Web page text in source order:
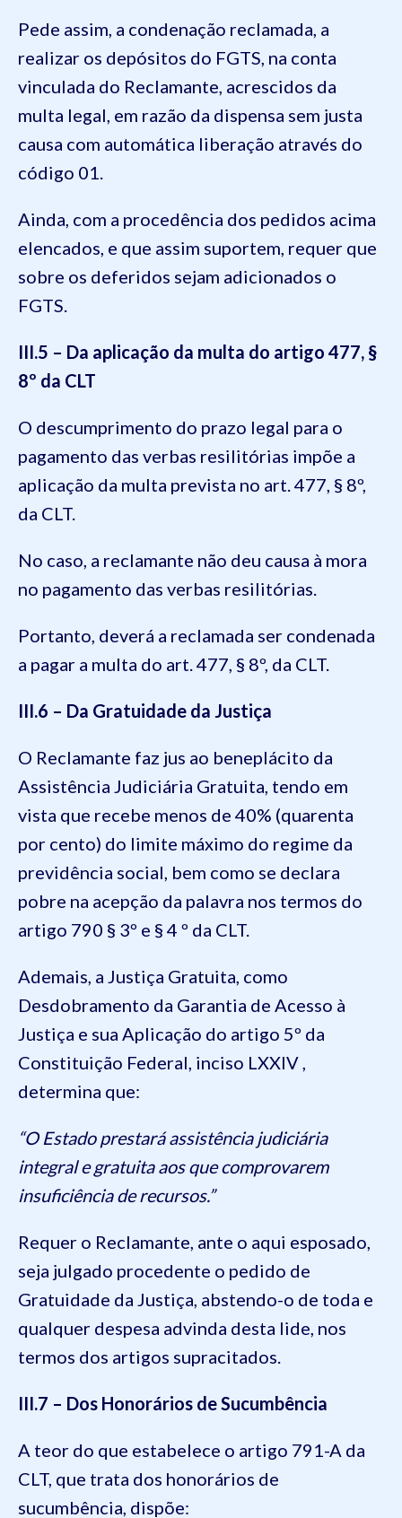
Pede assim, a condenação reclamada, a
realizar os depósitos do FGTS, na conta
vinculada do Reclamante, acrescidos da
multa legal, em razão da dispensa sem justa
causa com automática liberação através do
código 01.
Ainda, com a procedência dos pedidos acima
elencados, e que assim suportem, requer que
sobre os deferidos sejam adicionados o
FGTS.
III.5 – Da aplicação da multa do artigo 477, §
8º da CLT
O descumprimento do prazo legal para o
pagamento das verbas resilitórias impõe a
aplicação da multa prevista no art. 477, § 8º,
da CLT.
No caso, a reclamante não deu causa à mora
no pagamento das verbas resilitórias.
Portanto, deverá a reclamada ser condenada
a pagar a multa do art. 477, § 8º, da CLT.
III.6 – Da Gratuidade da Justiça
O Reclamante faz jus ao beneplácito da
Assistência Judiciária Gratuita, tendo em
vista que recebe menos de 40% (quarenta
por cento) do limite máximo do regime da
previdência social, bem como se declara
pobre na acepção da palavra nos termos do
artigo 790 § 3º e § 4 º da CLT.
Ademais, a Justiça Gratuita, como
Desdobramento da Garantia de Acesso à
Justiça e sua Aplicação do artigo 5º da
Constituição Federal, inciso LXXIV ,
determina que:
“O Estado prestará assistência judiciária
integral e gratuita aos que comprovarem
insuficiência de recursos.”
Requer o Reclamante, ante o aqui esposado,
seja julgado procedente o pedido de
Gratuidade da Justiça, abstendo-o de toda e
qualquer despesa advinda desta lide, nos
termos dos artigos supracitados.
III.7 – Dos Honorários de Sucumbência
A teor do que estabelece o artigo 791-A da
CLT, que trata dos honorários de
sucumbência, dispõe: